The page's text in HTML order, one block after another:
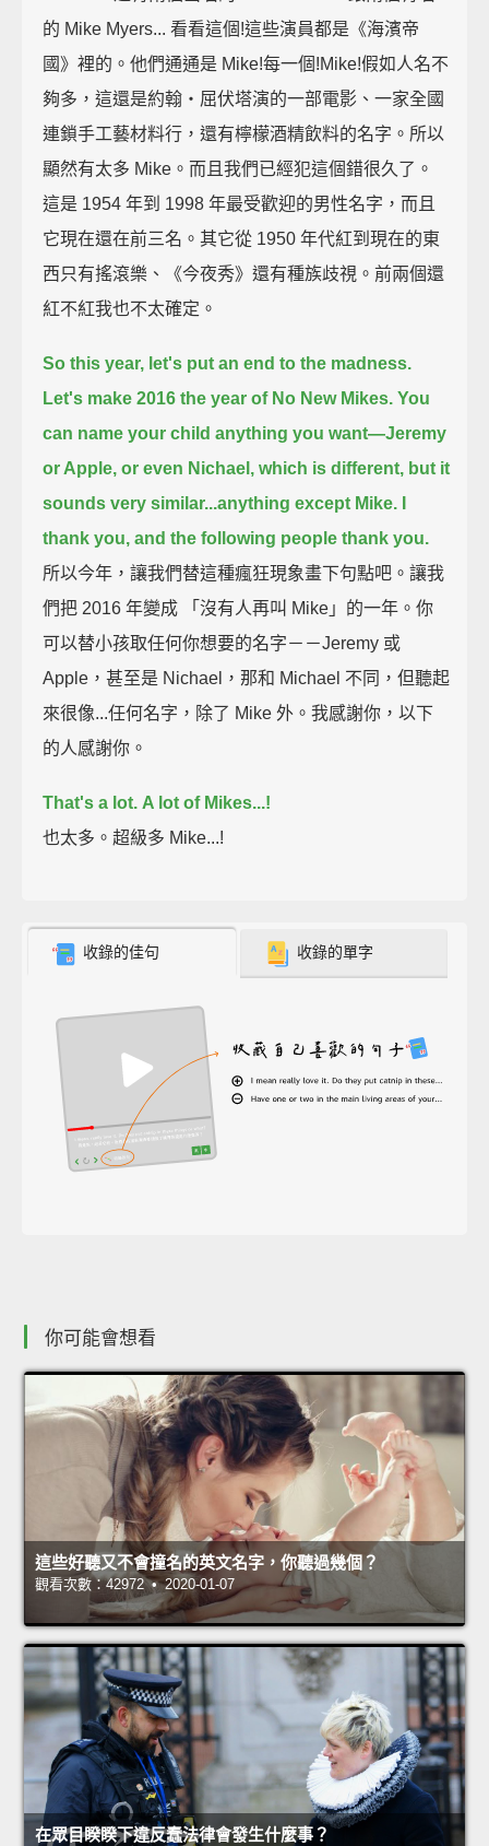
的 Mike Myers... 看看這個!這些演員都是《海濱帝
國》裡的。他們通通是 Mike!每一個!Mike!假如人名不
夠多，這還是約翰‧屈伏塔演的一部電影、一家全國
連鎖手工藝材料行，還有檸檬酒精飲料的名字。所以
顯然有太多 Mike。而且我們已經犯這個錯很久了。
這是 1954 年到 1998 年最受歡迎的男性名字，而且
它現在還在前三名。其它從 1950 年代紅到現在的東
西只有搖滾樂、《今夜秀》還有種族歧視。前兩個還
紅不紅我也不太確定。
So this year, let's put an end to the madness.
Let's make 2016 the year of No New Mikes. You
can name your child anything you want—Jeremy
or Apple, or even Nichael, which is different, but it
sounds very similar...anything except Mike.
thank you, and the following people thank you.
所以今年，讓我們替這種瘋狂現象畫下句點吧。讓我
們把 2016 年變成 「沒有人再叫 Mike」的一年。你
可以替小孩取任何你想要的名字－－Jeremy 或
Apple，甚至是 Nichael，那和 Michael 不同，但聽起
來很像...任何名字，除了 Mike 外。我感謝你，以下
的人感謝你。
That's a lot. A lot of Mikes...!
也太多。超級多 Mike...!
收錄的佳句 收錄的單字
你可能會想看
這些好聽又不會撞名的英文名字，你聽過幾個？
觀看次數：42972 • 2020-01-07
在眾目睽睽下違反蠢法律會發生什麼事？